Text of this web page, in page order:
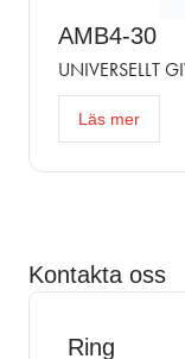
AMB4-30
UNIVERSELLT
Läs mer
Kontakta oss
Ring